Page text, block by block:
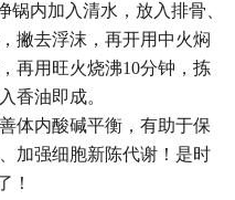
内加入清水，放入排骨、
撇去浮沫，再开用中火焖
再用旺火烧沸10分钟，拣
香油即成。
体内酸碱平衡，有助于保
加强细胞新陈代谢！是时
！